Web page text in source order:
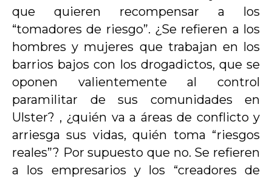
que quieren recompensar a los
“tomadores de riesgo”. ¿Se refieren a los
hombres y mujeres que trabajan en los
barrios bajos con los drogadictos, que se
oponen valientemente al control
paramilitar de sus comunidades en
Ulster? , ¿quién va a áreas de conflicto y
arriesga sus vidas, quién toma “riesgos
reales”? Por supuesto que no. Se refieren
a los empresarios y los “creadores de